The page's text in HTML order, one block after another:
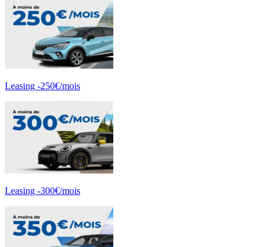
Leasing -250€/mois
Leasing -300€/mois